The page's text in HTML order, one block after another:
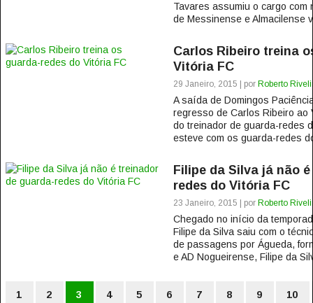
Tavares assumiu o cargo
de Messinense e Almacilense
Carlos Ribeiro treina
Vitória FC
29 Janeiro, 2015 | por Roberto
A saída de Domingos
regresso de Carlos Ribeiro ao
do treinador de guarda-redes
esteve com os guarda-redes
Filipe da Silva já não
redes do Vitória FC
23 Janeiro, 2015 | por Roberto
Chegado no início da
Filipe da Silva saiu com o
de passagens por Águeda,
e AD Nogueirense, Filipe da
1 2 3 4 5 6 7 8 9 10